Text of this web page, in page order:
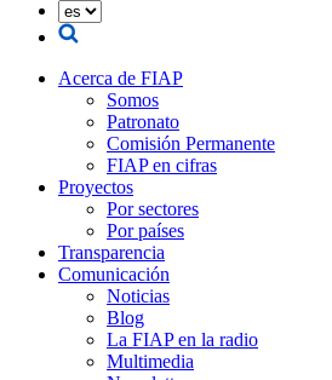
Acerca de FIAP
Somos
Patronato
Comisión Permanente
FIAP en cifras
Proyectos
Por sectores
Por países
Transparencia
Comunicación
Noticias
Blog
La FIAP en la radio
Multimedia